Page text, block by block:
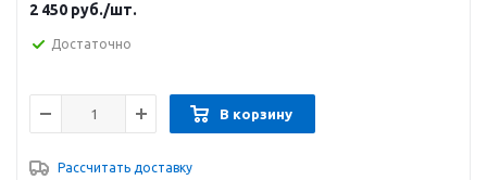
2 450 руб./шт.
Достаточно
В корзину
Рассчитать доставку